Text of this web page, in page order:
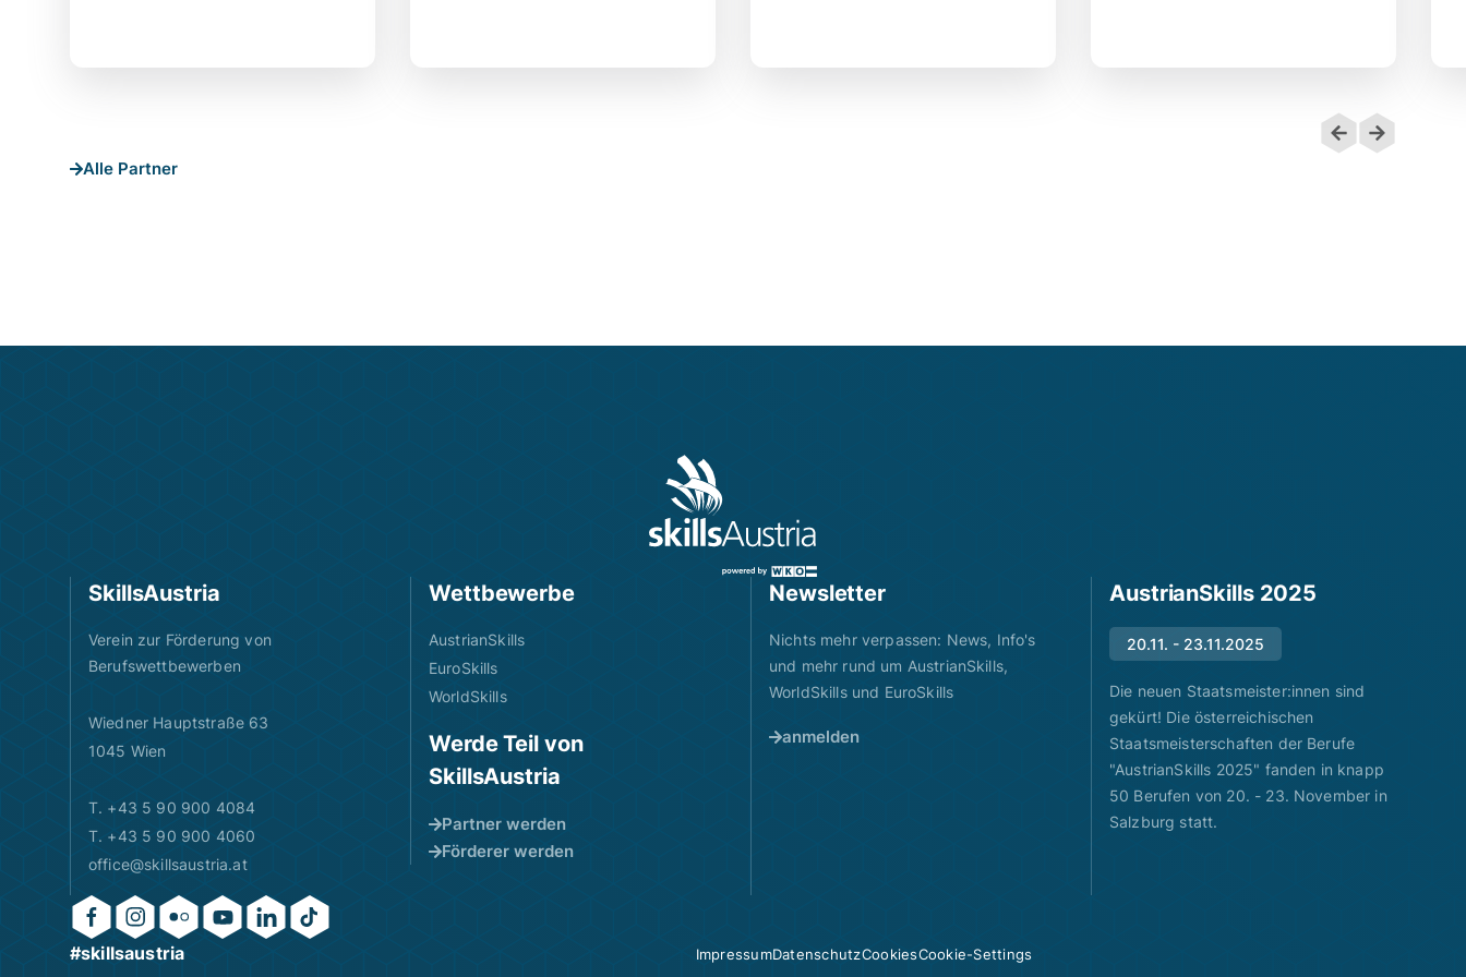
Alle Partner
SkillsAustria
Verein zur Förderung von
Berufswettbewerben
Wiedner Hauptstraße 63
1045 Wien
T. +43 5 90 900 4084
T. +43 5 90 900 4060
office@skillsaustria.at
Wettbewerbe
AustrianSkills
EuroSkills
WorldSkills
Werde Teil von
SkillsAustria
Partner werden
Förderer werden
Newsletter
Nichts mehr verpassen: News, Info's
und mehr rund um AustrianSkills,
WorldSkills und EuroSkills
anmelden
AustrianSkills 2025
20.11. - 23.11.2025
Die neuen Staatsmeister:innen sind
gekürt! Die österreichischen
Staatsmeisterschaften der Berufe
"AustrianSkills 2025" fanden in knapp
50 Berufen von 20. - 23. November in
Salzburg statt.
#skillsaustria ImpressumDatenschutzCookiesCookie-Settings